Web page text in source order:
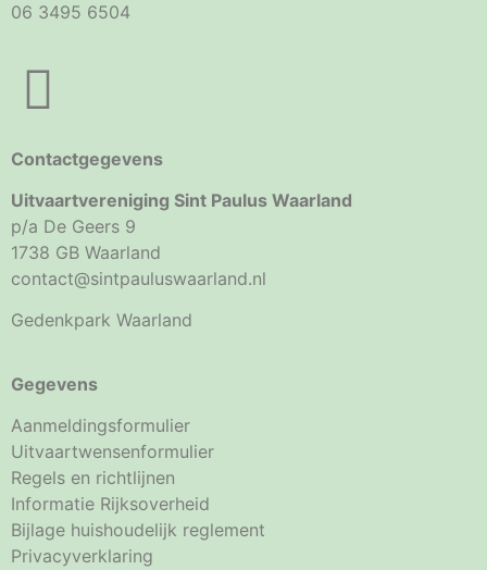
06 3495 6504
Contactgegevens
Uitvaartvereniging Sint Paulus Waarland
p/a De Geers 9
1738 GB Waarland
contact@sintpauluswaarland.nl
Gedenkpark Waarland
Gegevens
Aanmeldingsformulier
Uitvaartwensenformulier
Regels en richtlijnen
Informatie Rijksoverheid
Bijlage huishoudelijk reglement
Privacyverklaring